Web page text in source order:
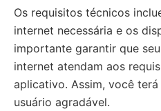
Os requisitos técnicos
internet necessária e os
importante garantir que
internet atendam aos
aplicativo. Assim, você
usuário agradável.